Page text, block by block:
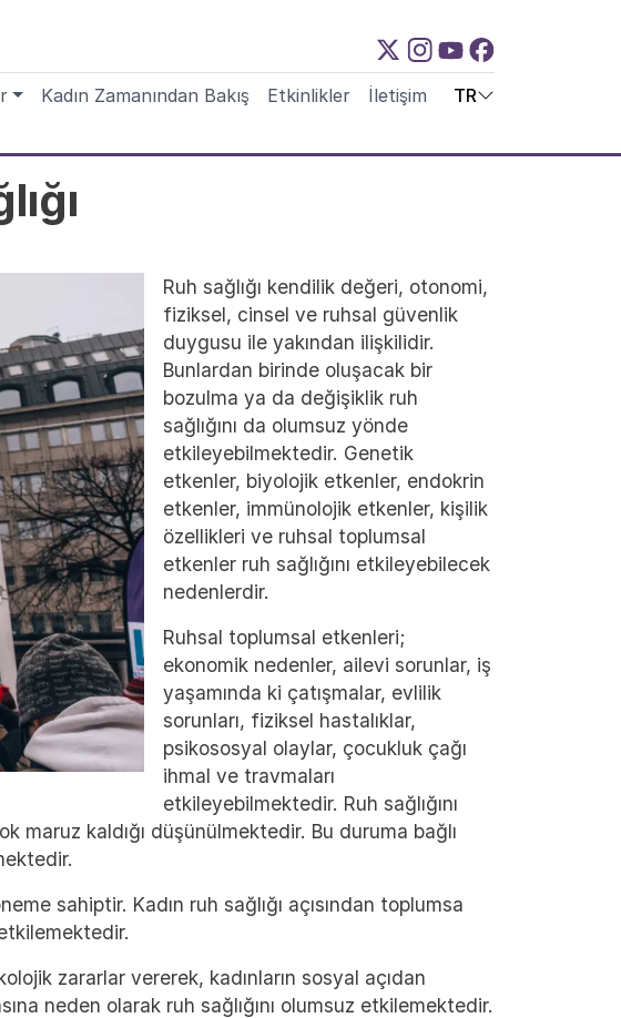
Kadın Zamanından Bakış Etkinlikler İletişim TR
Ruh sağlığı kendilik değeri, otonomi,
fiziksel, cinsel ve ruhsal güvenlik
duygusu ile yakından ilişkilidir.
Bunlardan birinde oluşacak bir
bozulma ya da değişiklik ruh
sağlığını da olumsuz yönde
etkileyebilmektedir. Genetik
etkenler, biyolojik etkenler, endokrin
etkenler, immünolojik etkenler, kişilik
özellikleri ve ruhsal toplumsal
etkenler ruh sağlığını etkileyebilecek
nedenlerdir.
Ruhsal toplumsal etkenleri;
ekonomik nedenler, ailevi sorunlar, iş
yaşamında ki çatışmalar, evlilik
sorunları, fiziksel hastalıklar,
psikososyal olaylar, çocukluk çağı
ihmal ve travmaları
etkileyebilmektedir. Ruh sağlığını
maruz kaldığı düşünülmektedir. Bu duruma bağlı
sahiptir. Kadın ruh sağlığı açısından toplumsa
zararlar vererek, kadınların sosyal açıdan
neden olarak ruh sağlığını olumsuz etkilemektedir.